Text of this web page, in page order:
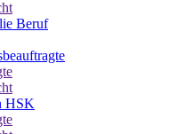
Beruf
HSK